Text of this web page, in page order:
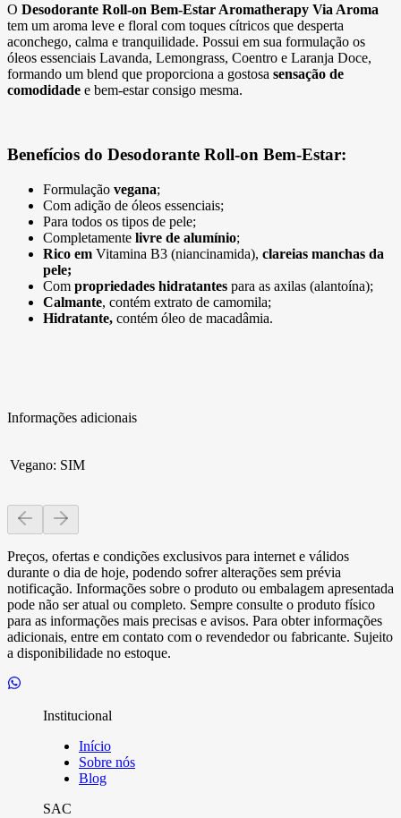
O Desodorante Roll-on Bem-Estar Aromatherapy Via Aroma
tem um aroma leve e floral com toques cítricos que desperta
aconchego, calma e tranquilidade. Possui em sua formulação os
óleos essenciais Lavanda, Lemongrass, Coentro e Laranja Doce,
formando um blend que proporciona a gostosa sensação de
comodidade e bem-estar consigo mesma.
Benefícios do Desodorante Roll-on Bem-Estar:
Formulação vegana;
Com adição de óleos essenciais;
Para todos os tipos de pele;
Completamente livre de alumínio;
Rico em Vitamina B3 (niancinamida), clareias manchas da
pele;
Com propriedades hidratantes para as axilas (alantoína);
Calmante, contém extrato de camomila;
Hidratante, contém óleo de macadâmia.
Informações adicionais
Vegano: SIM
Preços, ofertas e condições exclusivos para internet e válidos
durante o dia de hoje, podendo sofrer alterações sem prévia
notificação. Informações sobre o produto ou embalagem apresentada
pode não ser atual ou completo. Sempre consulte o produto físico
para as informações mais precisas e avisos. Para obter informações
adicionais, entre em contato com o revendedor ou fabricante. Sujeito
a disponibilidade no estoque.
Institucional
Início
Sobre nós
Blog
SAC